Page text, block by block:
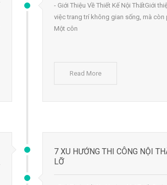
- Giới Thiệu Về Thiết Kế Nội ThấtGiới
việc trang trí không gian sống, mà còn
Một côn
Read More
7 XU HƯỚNG THI CÔNG NỘI
LỠ